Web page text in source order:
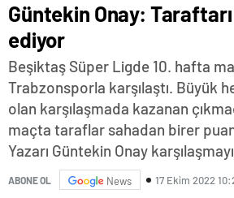
Güntekin Onay:
ediyor
Beşiktaş Süper Ligde 10. hafta
Trabzonsporla karşılaştı. Büyük
olan karşılaşmada kazanan
maçta taraflar sahadan birer
Yazarı Güntekin Onay
ABONE OL News 17 Ekim 2022